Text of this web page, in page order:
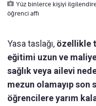
Yüz binlerce kişiyi
öğrenci affı
Yasa taslağı, özellikle
eğitimi uzun ve
sağlık veya ailevi
mezun olamayıp son
öğrencilere yarım